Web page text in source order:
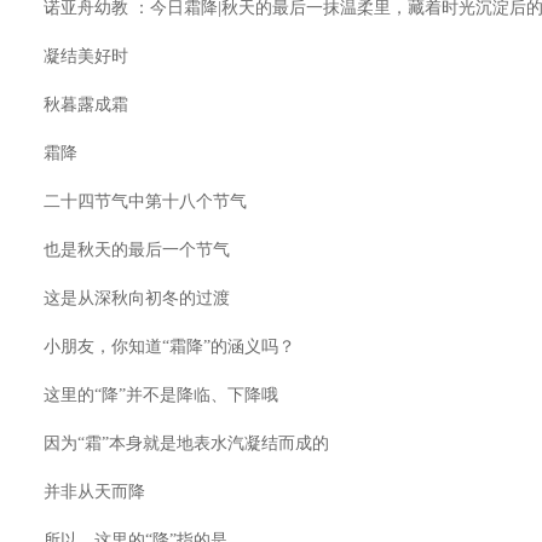
诺亚舟幼教 ：今日霜降|秋天的最后一抹温柔里，藏着时光沉淀后
凝结美好时
秋暮露成霜
霜降
二十四节气中第十八个节气
也是秋天的最后一个节气
这是从深秋向初冬的过渡
小朋友，你知道“霜降”的涵义吗？
这里的“降”并不是降临、下降哦
因为“霜”本身就是地表水汽凝结而成的
并非从天而降